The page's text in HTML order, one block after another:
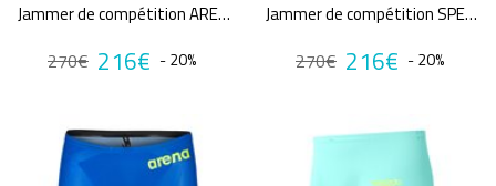
Jammer de compétition ARENA POWERSKIN CARBON AIR2 WATER MAZE
270€ 216€ - 20%
Jammer de compétition SPEEDO FS LZR PURE VALOR 2.0 NAV/PUR
270€ 216€ - 20%